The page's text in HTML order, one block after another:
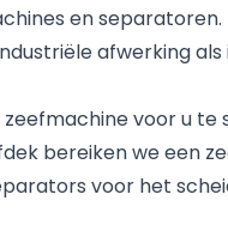
en
afwerking
voor u
bereiken we een
voor het